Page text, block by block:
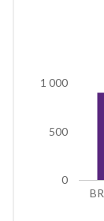
5
0
500
1 000